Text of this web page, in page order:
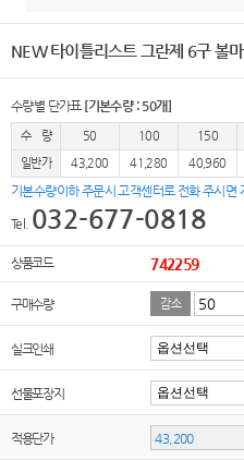
NEW 타이틀리스트 그란제 6구 볼
수량별 단가표 [기본수량 : 50개]
수 량 50 100 150
일반가
43,200 41,280 40,960
기본수량이하 주문시 고객센터로 전화 주시면
Tel. 032-677-0818
상품코드 742259
구매수량 감소
실크인쇄
선물포장지
적용단가